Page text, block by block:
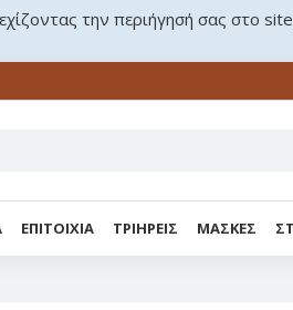
την περιήγησή σας στο
ΕΠΙΤΟΙΧΙΑ ΤΡΙΗΡΕΙΣ ΜΑΣΚΕΣ